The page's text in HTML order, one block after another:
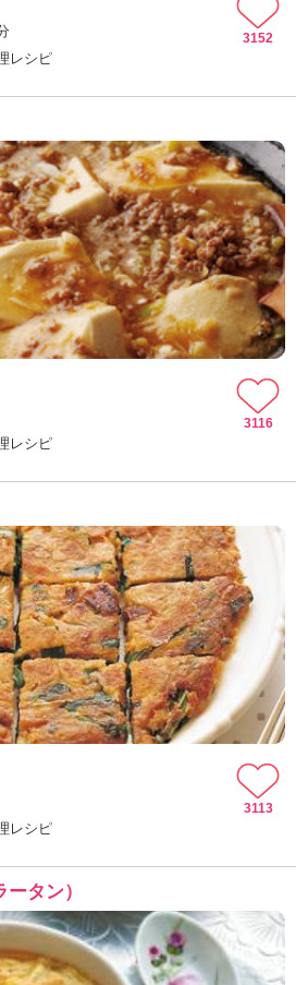
レシピ
3152
レシピ
3116
レシピ
3113
タン）